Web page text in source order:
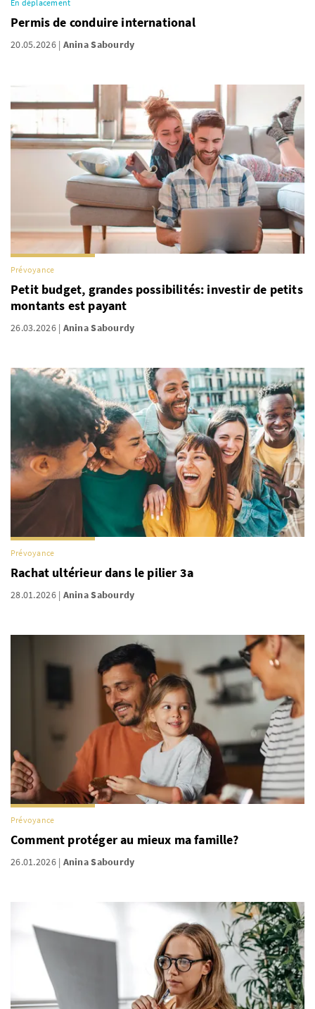
En déplacement
Permis de conduire international
20.05.2026 Anina Sabourdy
Prévoyance
Petit budget, grandes possibilités: investir de petits
montants est payant
26.03.2026 Anina Sabourdy
Prévoyance
Rachat ultérieur dans le pilier 3a
28.01.2026 Anina Sabourdy
Prévoyance
Comment protéger au mieux ma famille?
26.01.2026 Anina Sabourdy